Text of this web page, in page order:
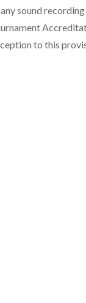
sound
to this